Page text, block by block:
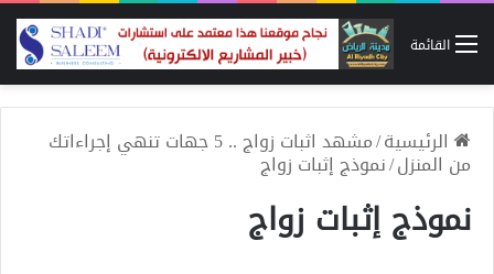
القائمة
الرئيسية/ مشهد اثبات زواج .. 5 جهات تنهي إجراءاتك
من المنزل/نموذج إثبات زواج
نموذج إثبات زواج